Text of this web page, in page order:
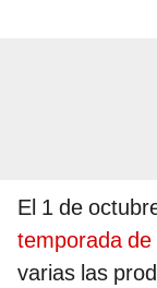
El 1 de
temporada
varias las